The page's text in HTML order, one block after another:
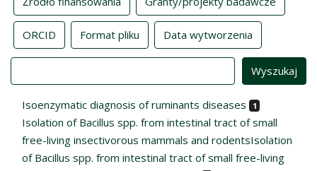
ORCID Format pliku Data wytworzenia
Isoenzymatic diagnosis of ruminants diseases 1
Isolation of Bacillus spp. from intestinal tract of small
free-living insectivorous mammals and rodentsIsolation
of Bacillus spp. from intestinal tract of small free-living